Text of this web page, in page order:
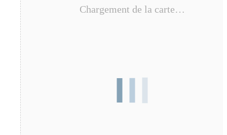
Chargement de la carte…